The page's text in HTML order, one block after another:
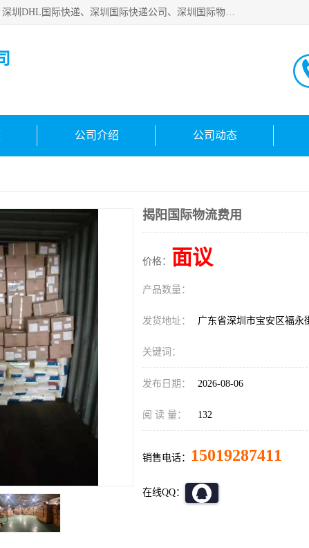
深圳市鑫飞速国际物流有限公司是一家从事深圳国际快递，业务涵盖范围：深圳DHL国际快递、深圳国际快递公司、深圳国际物流公司、深圳国际快递、深圳DHL国际快递电话可拨打全国服务热线：15019287411。欢迎各位亲来人来电到我司洽谈合作。
公司介绍 公司动态
揭阳国际物流费用
价格： 面议
产品数量：
发货地址： 广东省深圳市宝安区福永
关键词：
发布日期： 2026-08-06
阅 读 量： 132
销售电话： 15019287411
在线QQ：